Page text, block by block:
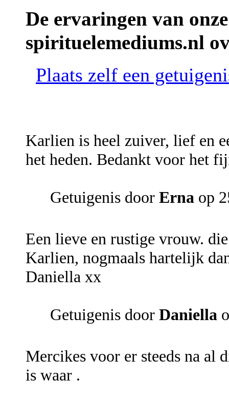
De ervaringen van
spirituelemediums.nl
Plaats zelf een
Karlien is heel zuiver, lief en
het heden. Bedankt voor het
Getuigenis door Erna op
Een lieve en rustige vrouw.
Karlien, nogmaals hartelijk
Daniella xx
Getuigenis door Daniella
Mercikes voor er steeds na al
is waar .